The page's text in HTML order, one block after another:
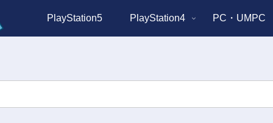
PlayStation5 PlayStation4 PC・UMPC